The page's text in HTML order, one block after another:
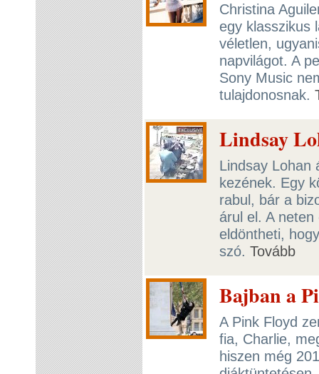
Christina
egy klasszikus
véletlen,
napvilágot. A
Sony Music
tulajdonosnak.
Lindsay
Lindsay Lohan
kezének. Egy
rabul, bár a
árul el. A
eldöntheti,
szó. Tovább
Bajban a
A Pink Floyd
fia, Charlie,
hiszen még